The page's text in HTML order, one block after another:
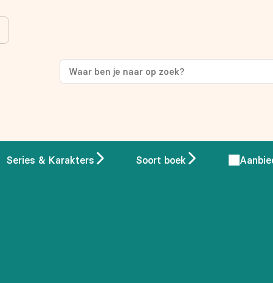
Series & Karakters Soort boek
op je eerste aankoop!